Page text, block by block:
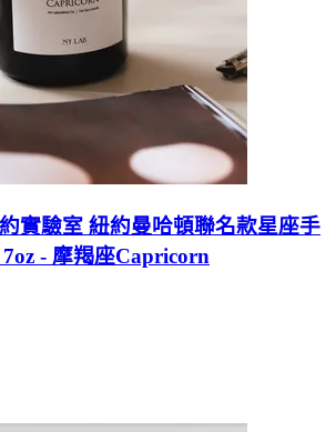
實驗室 紐約曼哈頓聯名款星座手
- 摩羯座Capricorn